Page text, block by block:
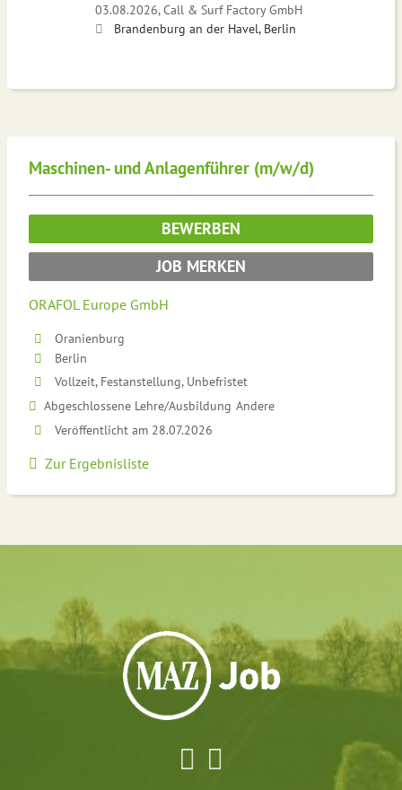
03.08.2026,Call & Surf Factory GmbH
Brandenburg an der Havel, Berlin
Maschinen- und Anlagenführer (m/w/d)
BEWERBEN
JOB MERKEN
ORAFOL Europe GmbH
Oranienburg
Berlin
Vollzeit, Festanstellung, Unbefristet
Abgeschlossene Lehre/Ausbildung Andere
Veröffentlicht am 28.07.2026
Zur Ergebnisliste